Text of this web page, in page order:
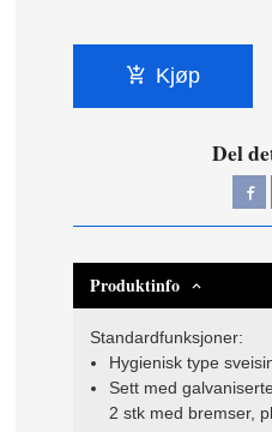
Kjøp
Del
Produktinfo
Standardfunksjoner:
Hygienisk type
Sett med
2 stk med bremser,